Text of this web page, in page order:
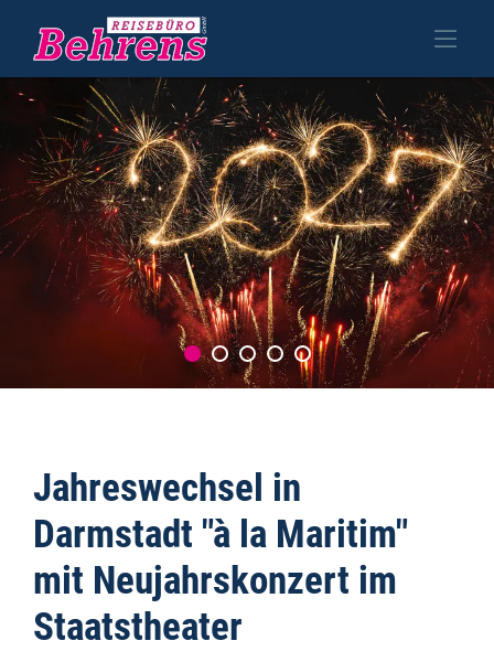
Jahreswechsel in
Darmstadt "à la Maritim"
mit Neujahrskonzert im
Staatstheater